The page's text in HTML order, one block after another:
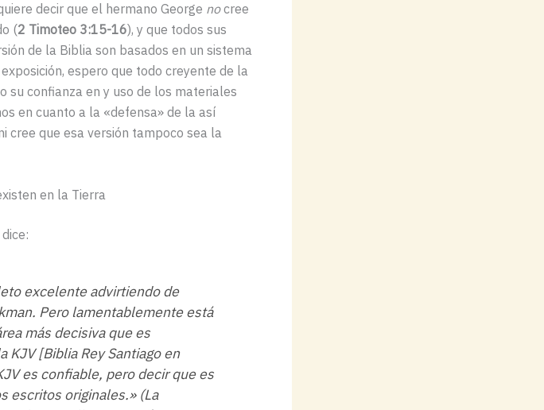
decir que el hermano George nocree
(2 Timoteo 3:15-16), y que todos sus
de la Biblia son basados en un sistema
espero que todo creyente de la
confianza en y uso de los materiales
en cuanto a la «defensa» de la así
cree que esa versión tampoco sea la
en la Tierra
excelente advirtiendo de
Pero lamentablemente está
más decisiva que es
[Biblia Rey Santiago en
es confiable, pero decir que es
escritos originales.» (La